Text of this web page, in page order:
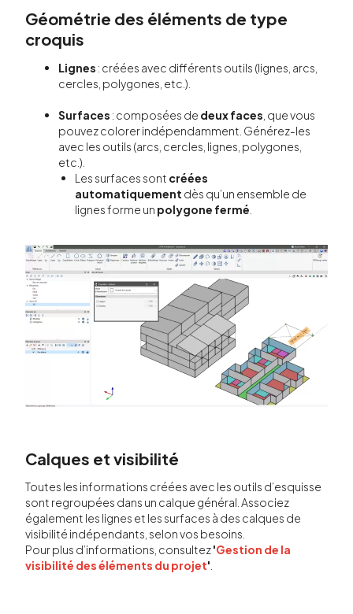
Géométrie des éléments de type
croquis
Lignes : créées avec différents outils (lignes, arcs,
cercles, polygones, etc.).
Surfaces : composées de deux faces , que vous
pouvez colorer indépendamment. Générez-les
avec les outils (arcs, cercles, lignes, polygones,
etc.).
Les surfaces sont créées
automatiquement dès qu’un ensemble de
lignes forme un polygone fermé
Calques et visibilité
Toutes les informations créées avec les outils d’esquisse
sont regroupées dans un calque général. Associez
également les lignes et les surfaces à des calques de
visibilité indépendants, selon vos besoins.
Pour plus d’informations, consultez'Gestion de la
visibilité des éléments du projet'